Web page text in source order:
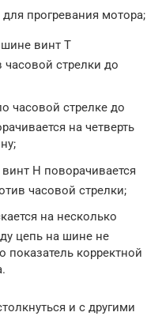
прогревания мотора;
винт Т
часовой стрелки до
часовой стрелке до
на четверть
Н поворачивается
часовой стрелки;
на несколько
цепь на шине не
показатель корректной
и с другими